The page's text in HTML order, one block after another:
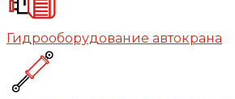
Гидрооборудование автокрана